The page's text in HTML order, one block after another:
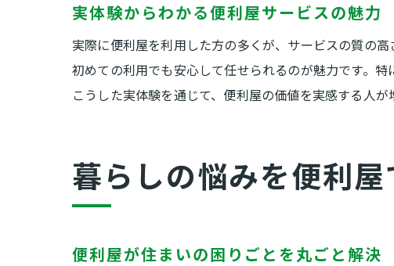
実体験からわかる便利屋サービスの魅力
実際に便利屋を利用した方の多くが、サービスの質の
初めての利用でも安心して任せられるのが魅力です。
こうした実体験を通じて、便利屋の価値を実感する人が
暮らしの悩みを便利
便利屋が住まいの困りごとを丸ごと解決